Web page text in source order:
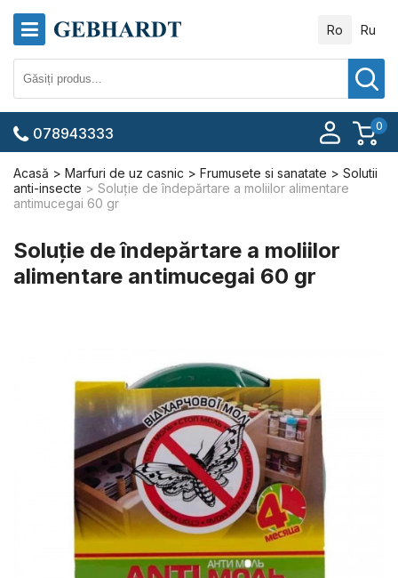
Ro Ru
0
078943333
Acasă Marfuri de uz casnic Frumusete si sanatate
Solutii
anti-insecte
Soluție de îndepărtare a moliilor alimentare
antimucegai 60 gr
Soluție de îndepărtare a moliilor
alimentare antimucegai 60 gr